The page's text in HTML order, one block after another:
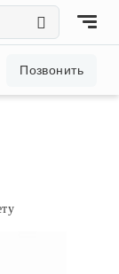
Позвонить
××